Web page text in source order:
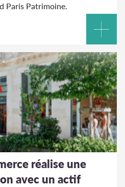
Paris Patrimoine.
réalise une
avec un actif